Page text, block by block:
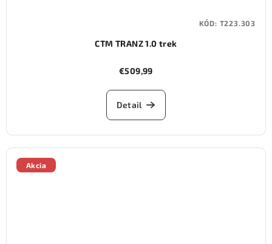
CTM TRANZ 1.0 trek
€509,99
Detail
KÓD: T223.303
Akcia